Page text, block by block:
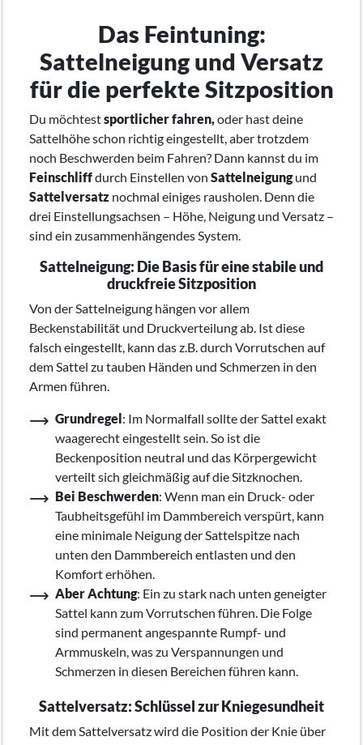
Das Feintuning:
Sattelneigung und Versatz
für die perfekte Sitzposition
Du möchtestsportlicher fahren,oder hast deine
Sattelhöhe schon richtig eingestellt, aber trotzdem
noch Beschwerden beim Fahren? Dann kannst du im
Feinschliffdurch Einstellen von Sattelneigungund
Sattelversatz nochmal einiges rausholen. Denn die
drei Einstellungsachsen – Höhe, Neigung und Versatz –
sind ein zusammenhängendes System.
Sattelneigung: Die Basis für eine stabile und
druckfreie Sitzposition
Von der Sattelneigung hängen vor allem
Beckenstabilität und Druckverteilung ab. Ist diese
falsch eingestellt, kann das z.B. durch Vorrutschen auf
dem Sattel zu tauben Händen und Schmerzen in den
Armen führen.
Grundregel : Im Normalfall sollte der Sattel exakt
waagerecht eingestellt sein. So ist die
Beckenposition neutral und das Körpergewicht
verteilt sich gleichmäßig auf die Sitzknochen.
Bei Beschwerden: Wenn man ein Druck- oder
Taubheitsgefühl im Dammbereich verspürt, kann
eine minimale Neigung der Sattelspitze nach
unten den Dammbereich entlasten und den
Komfort erhöhen.
Aber Achtung: Ein zu stark nach unten geneigter
Sattel kann zum Vorrutschen führen. Die Folge
sind permanent angespannte Rumpf- und
Armmuskeln, was zu Verspannungen und
Schmerzen in diesen Bereichen führen kann.
Sattelversatz: Schlüssel zur Kniegesundheit
Mit dem Sattelversatz wird die Position der Knie über